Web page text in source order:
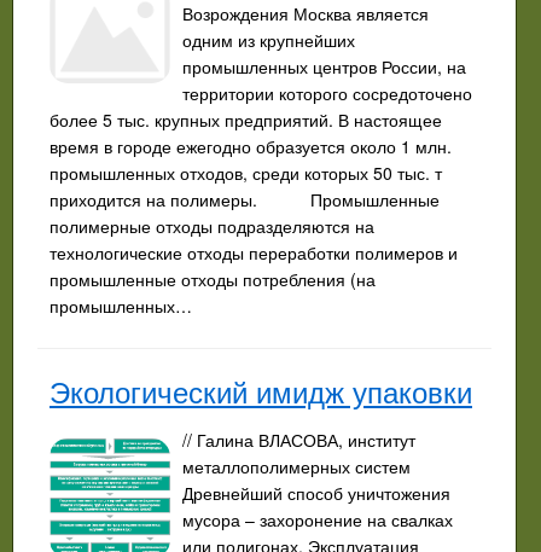
Возрождения Москва является
одним из крупнейших
промышленных центров России, на
территории которого сосредоточено
более 5 тыс. крупных предприятий. В настоящее
время в городе ежегодно образуется около 1 млн.
промышленных отходов, среди которых 50 тыс. т
приходится на полимеры. Промышленные
полимерные отходы подразделяются на
технологические отходы переработки полимеров и
промышленные отходы потребления (на
промышленных…
Экологический имидж упаковки
// Галина ВЛАСОВА, институт
металлополимерных систем
Древнейший способ уничтожения
мусора – захоронение на свалках
или полигонах. Эксплуатация